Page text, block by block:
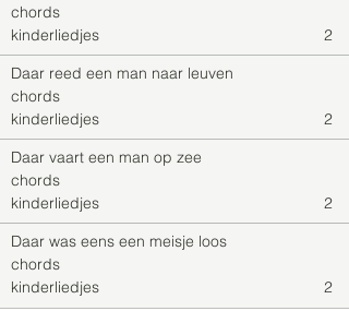
chords
kinderliedjes
2
Daar reed een man naar leuven
chords
kinderliedjes
2
Daar vaart een man op zee
chords
kinderliedjes
2
Daar was eens een meisje loos
chords
kinderliedjes
2